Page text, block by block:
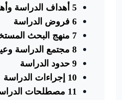
5 أهداف الدراسة
6 فروض الدراسة
7 منهج البحث
8 مجتمع الدراسة
9 حدود الدراسة
10 إجراءات الدراسة
11 مصطلحات